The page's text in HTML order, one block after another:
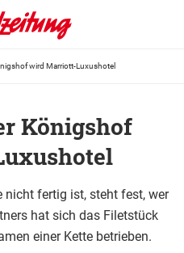
wird Marriott-Luxushotel
Königshof
nicht fertig ist, steht fest, wer
hat sich das Filetstück
einer Kette betrieben.